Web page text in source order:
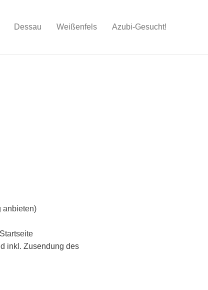
Dessau Weißenfels Azubi-Gesucht!
anbieten)
inkl. Zusendung des